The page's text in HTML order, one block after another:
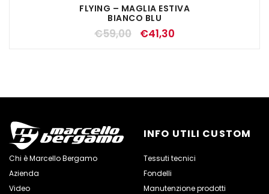
FLYING – MAGLIA ESTIVA
BIANCO BLU
€59,00 €41,30
Chi è Marcello Bergamo
Azienda
Video
INFO UTILI CUSTOM
Tessuti tecnici
Fondelli
Manutenzione prodotti